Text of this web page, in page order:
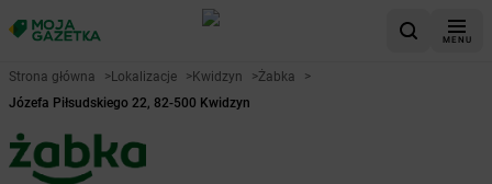
MENU
Strona główna >Lokalizacje >Kwidzyn >Żabka
>
Józefa Piłsudskiego 22, 82-500 Kwidzyn